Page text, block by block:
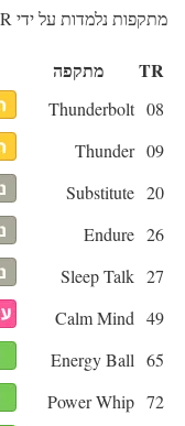
מתקפות נלמדות על ידי TR
TR מתקפה
08
Thunderbolt
09
Thunder
20
Substitute
26
Endure
27
Sleep Talk
49
Calm Mind
65
Energy Ball
72
Power Whip